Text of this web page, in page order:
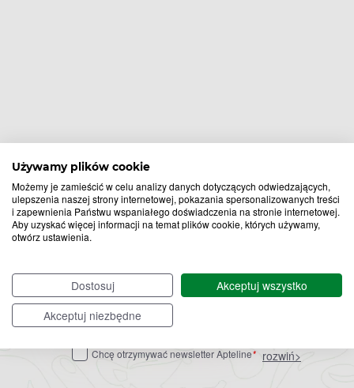
Używamy plików cookie
Możemy je zamieścić w celu analizy danych dotyczących odwiedzających,
ulepszenia naszej strony internetowej, pokazania spersonalizowanych treści
i zapewnienia Państwu wspaniałego doświadczenia na stronie internetowej.
Aby uzyskać więcej informacji na temat plików cookie, których używamy,
otwórz ustawienia.
Dostosuj
Akceptuj wszystko
Akceptuj niezbędne
Zapisz
do
newslettera
Chcę otrzymywać newsletter Apteline* rozwiń>